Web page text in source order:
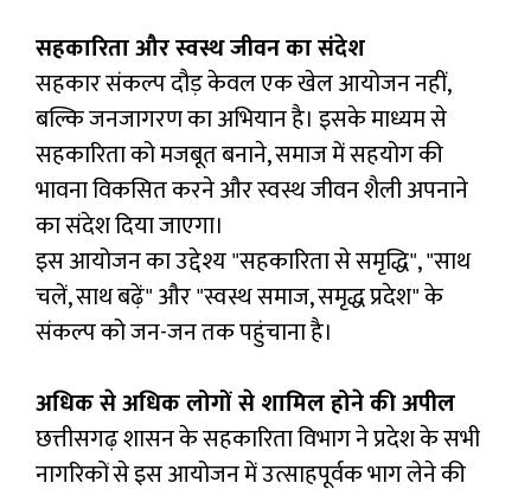
सहकारिता और स्वस्थ जीवन का संदेश
सहकार संकल्प दौड़ केवल एक खेल आयोजन नहीं,
बल्कि जनजागरण का अभियान है। इसके माध्यम से
सहकारिता को मजबूत बनाने, समाज में सहयोग की
भावना विकसित करने और स्वस्थ जीवन शैली अपनाने
का संदेश दिया जाएगा।
इस आयोजन का उद्देश्य "सहकारिता से समृद्धि", "साथ
चलें, साथ बढ़ें" और "स्वस्थ समाज, समृद्ध प्रदेश" के
संकल्प को जन-जन तक पहुंचाना है।
अधिक से अधिक लोगों से शामिल होने की अपील
छत्तीसगढ़ शासन के सहकारिता विभाग ने प्रदेश के सभी
नागरिकों से इस आयोजन में उत्साहपूर्वक भाग लेने की